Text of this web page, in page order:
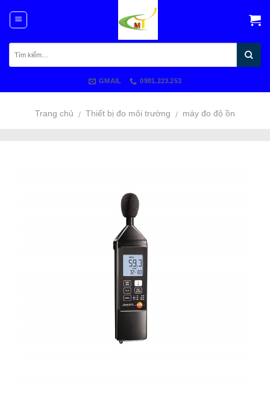
content
GMAIL 0981.223.253
Trang chủ / Thiết bị đo môi trường / máy đo độ ồn